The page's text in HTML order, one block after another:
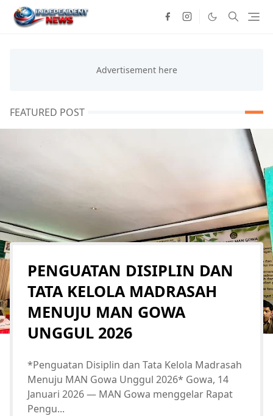
FEATURED POST
PENGUATAN DISIPLIN DAN
TATA KELOLA MADRASAH
MENUJU MAN GOWA
UNGGUL 2026
*Penguatan Disiplin dan Tata Kelola Madrasah
Menuju MAN Gowa Unggul 2026* Gowa, 14
Januari 2026 — MAN Gowa menggelar Rapat
Pengu...